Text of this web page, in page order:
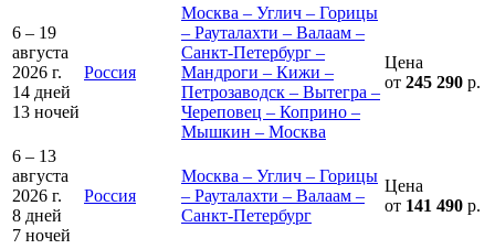
6 – 19
августа
2026 г.
14 дней
13 ночей
Россия
Москва – Углич – Горицы
– Рауталахти – Валаам –
Санкт-Петербург –
Мандроги – Кижи –
Петрозаводск – Вытегра –
Череповец – Коприно –
Мышкин – Москва
Цена
от 245 290 р.
6 – 13
августа
2026 г.
8 дней
7 ночей
Россия
Москва – Углич – Горицы
– Рауталахти – Валаам –
Санкт-Петербург
Цена
от 141 490 р.